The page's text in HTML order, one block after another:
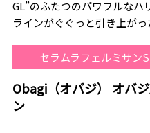
GL”のふたつのパワフルなハ
ラインがぐぐっと引き上がっ
セラムラフェルミサン
Obagi（オバジ） オバ
ン